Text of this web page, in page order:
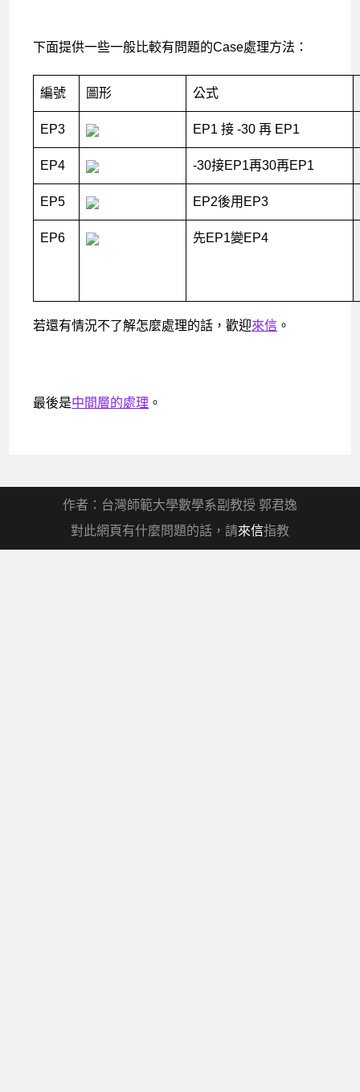
下面提供一些一般比較有問題的Case處理方法：
編號 圖形 公式
EP3 EP1 接 -30 再 EP1
EP4 -30接EP1再30再EP1
EP5 EP2後用EP3
EP6 先EP1變EP4
若還有情況不了解怎麼處理的話，歡迎來信 。
最後是中間層的處理 。
作者：台灣師範大學數學系副教授 郭君逸
對此網頁有什麼問題的話，請來信指教